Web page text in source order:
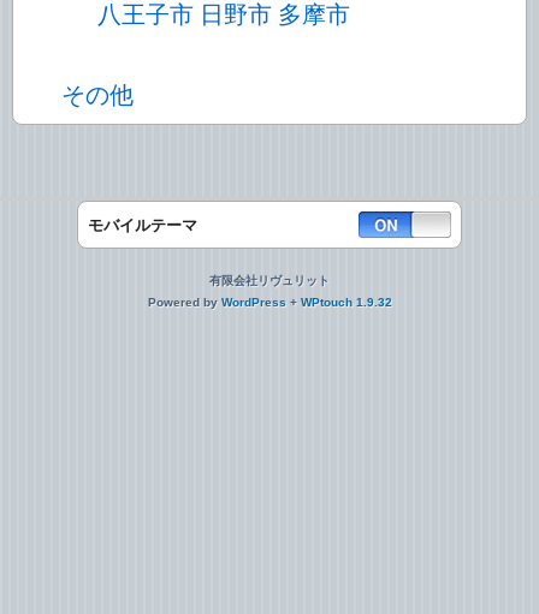
八王子市 日野市 多摩市
その他
モバイルテーマ
有限会社リヴュリット
Powered by WordPress + WPtouch 1.9.32